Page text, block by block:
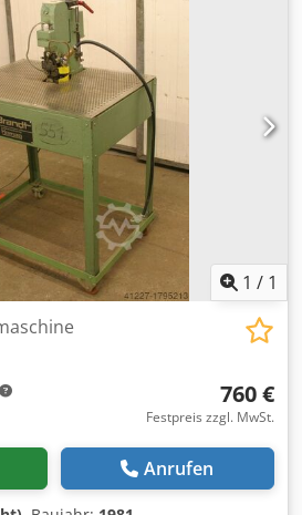
BRANDT KM 35 -Motor: Groschopp
V / 54 W Cedogy T Nxepfx Akvoha
Fotos -Abmessungen:
24 kg
1 / 1
760 €
Festpreis zzgl. MwSt.
Anrufen